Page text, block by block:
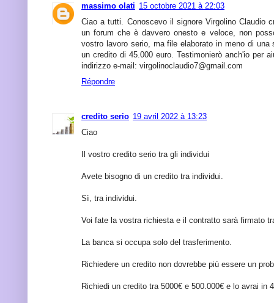
massimo olati 15 octobre 2021 à 22:03
Ciao a tutti. Conoscevo il signore Virgolino Claudio
un forum che è davvero onesto e veloce, non
vostro lavoro serio, ma file elaborato in meno di una
un credito di 45.000 euro. Testimonierò anch'io per
indirizzo e-mail: virgolinoclaudio7@gmail.com
Répondre
credito serio 19 avril 2022 à 13:23
Ciao
Il vostro credito serio tra gli individui
Avete bisogno di un credito tra individui.
Sì, tra individui.
Voi fate la vostra richiesta e il contratto sarà firmato
La banca si occupa solo del trasferimento.
Richiedere un credito non dovrebbe più essere un
Richiedi un credito tra 5000€ e 500.000€ e lo avrai in